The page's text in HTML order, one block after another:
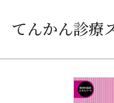
てんかん診療